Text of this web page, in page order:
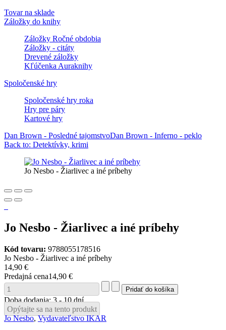
Tovar na sklade
Záložky do knihy
Záložky Ročné obdobia
Záložky - citáty
Drevené záložky
Kľúčenka Auraknihy
Spoločenské hry
Spoločenské hry roka
Hry pre páry
Kartové hry
Dan Brown - Posledné tajomstvoDan Brown - Inferno - peklo
Back to: Detektívky, krimi
Jo Nesbo - Žiarlivec a iné príbehy
Jo Nesbo - Žiarlivec a iné príbehy
Kód tovaru: 9788055178516
Jo Nesbo - Žiarlivec a iné príbehy
14,90 €
Predajná cena14,90 €
Doba dodania: 3 - 10 dní
Opýtajte sa na tento produkt
Jo Nesbo,Vydavateľstvo IKAR